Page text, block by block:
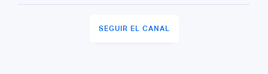
SEGUIR EL CANAL